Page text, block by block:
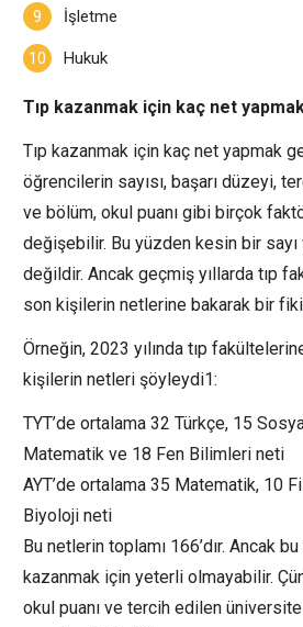
İşletme
Hukuk
Tıp kazanmak için kaç net
Tıp kazanmak için kaç net yapmak
öğrencilerin sayısı, başarı düzeyi,
ve bölüm, okul puanı gibi birçok
değişebilir. Bu yüzden kesin bir
değildir. Ancak geçmiş yıllarda tıp
son kişilerin netlerine bakarak bir
Örneğin, 2023 yılında tıp
kişilerin netleri şöyleydi1:
TYT’de ortalama 32 Türkçe, 15
Matematik ve 18 Fen Bilimleri neti
AYT’de ortalama 35 Matematik, 10
Biyoloji neti
Bu netlerin toplamı 166’dır. Ancak
kazanmak için yeterli olmayabilir.
okul puanı ve tercih edilen